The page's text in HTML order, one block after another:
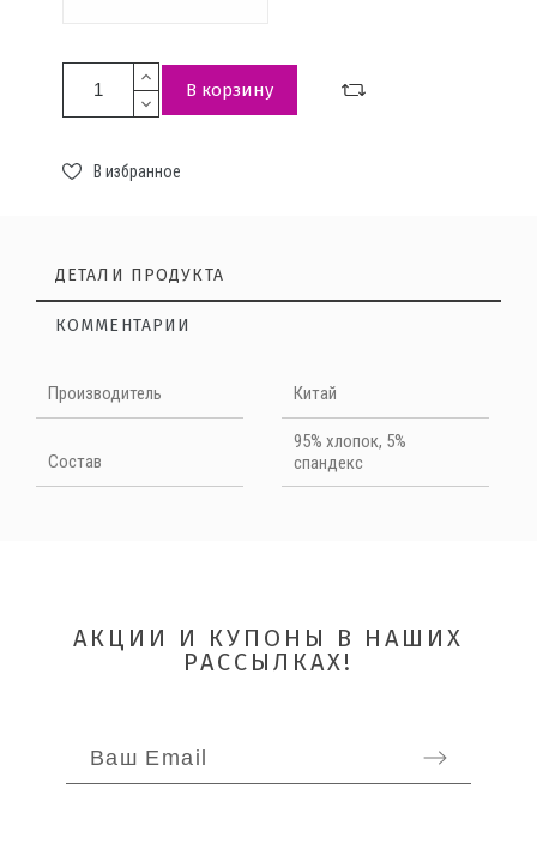
В корзину
В избранное
ДЕТАЛИ ПРОДУКТА
КОММЕНТАРИИ
Производитель Китай
Cостав
95% хлопок, 5%
спандекс
Нет отзывов на данный момент
ОТПРАВИТЬ
АКЦИИ И КУПОНЫ В НАШИХ
РАССЫЛКАХ!